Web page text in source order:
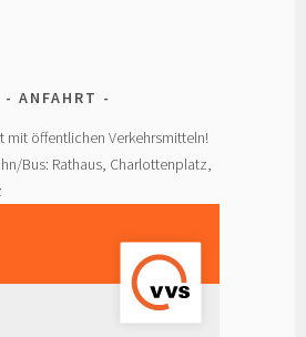
ANFAHRT
mit öffentlichen Verkehrsmitteln!
Bus: Rathaus, Charlottenplatz,